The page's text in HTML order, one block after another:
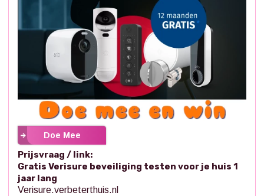
Doe Mee
Prijsvraag / link:
Gratis Verisure beveiliging testen voor je huis 1
jaar lang
Verisure.verbeterthuis.nl